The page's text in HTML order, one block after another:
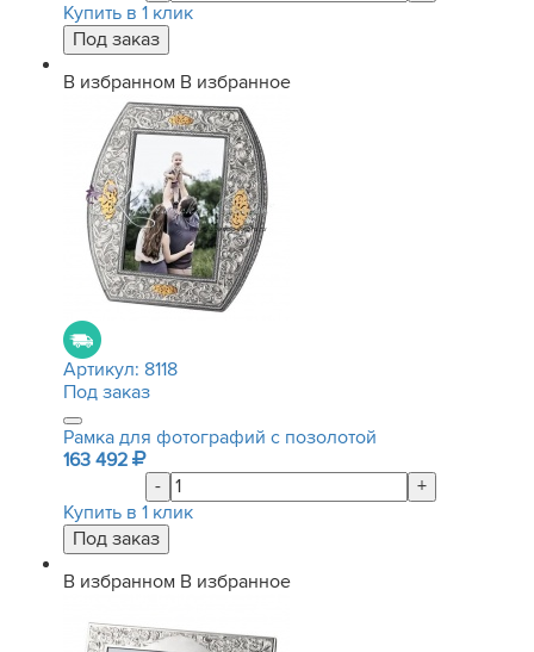
Купить в 1 клик
В избранном В избранное
Артикул: 8118
Под заказ
Рамка для фотографий с позолотой
163 492
-
+
Купить в 1 клик
В избранном В избранное